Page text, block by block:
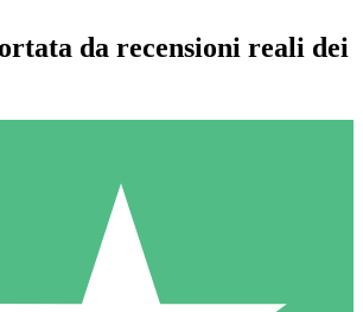
di Crediti Individuali
da recensioni reali dei